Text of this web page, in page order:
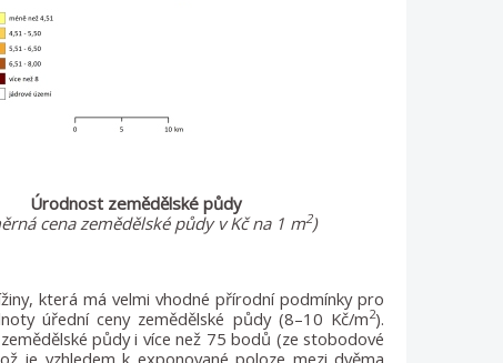
Úrodnost zemědělské půdy
cena zemědělské půdy v Kč na 1 m2)
která má velmi vhodné přírodní podmínky pro
úřední ceny zemědělské půdy (8–10 Kč/m2).
půdy i více než 75 bodů (ze stobodové
je vzhledem k exponované poloze mezi dvěma